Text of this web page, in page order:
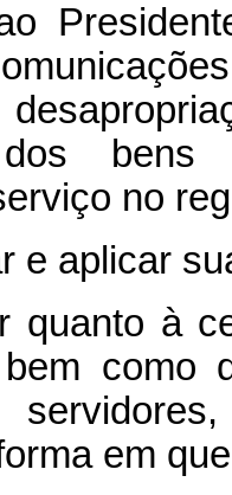
dos
no
e aplicar
quanto à
como
em